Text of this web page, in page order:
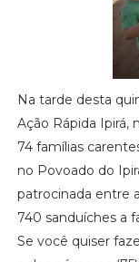
Na tarde desta
Ação Rápida Ipirá,
74 famílias
no Povoado do
patrocinada entre
740 sanduíches a
Se você quiser